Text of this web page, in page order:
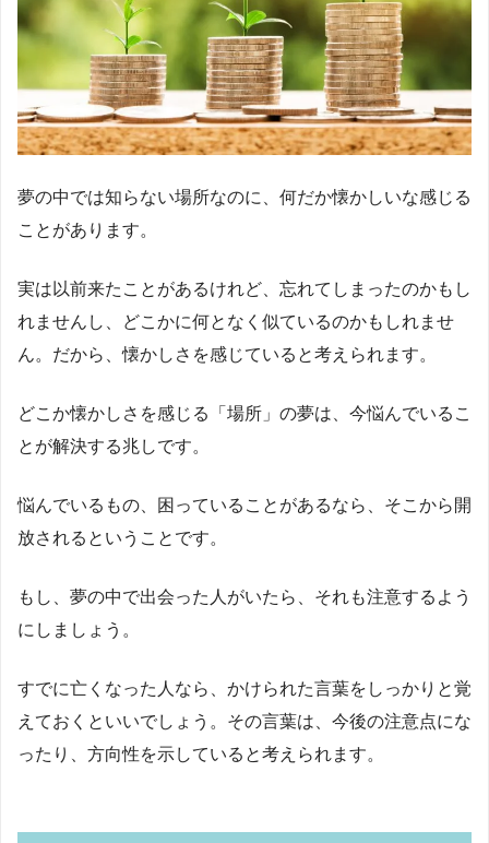
夢の中では知らない場所なのに、何だか懐かしいな感じる
ことがあります。
実は以前来たことがあるけれど、忘れてしまったのかもし
れませんし、どこかに何となく似ているのかもしれませ
ん。だから、懐かしさを感じていると考えられます。
どこか懐かしさを感じる「場所」の夢は、今悩んでいるこ
とが解決する兆しです。
悩んでいるもの、困っていることがあるなら、そこから開
放されるということです。
もし、夢の中で出会った人がいたら、それも注意するよう
にしましょう。
すでに亡くなった人なら、かけられた言葉をしっかりと覚
えておくといいでしょう。その言葉は、今後の注意点にな
ったり、方向性を示していると考えられます。